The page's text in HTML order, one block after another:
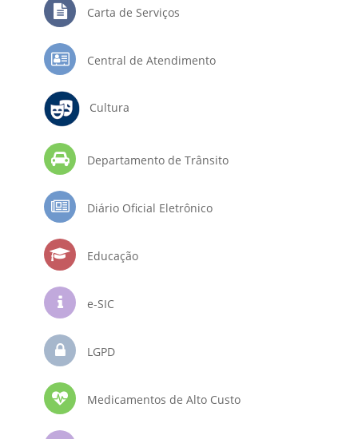
Carta de Serviços
Central de Atendimento
Cultura
Departamento de Trânsito
Diário Oficial Eletrônico
Educação
e-SIC
LGPD
Medicamentos de Alto Custo